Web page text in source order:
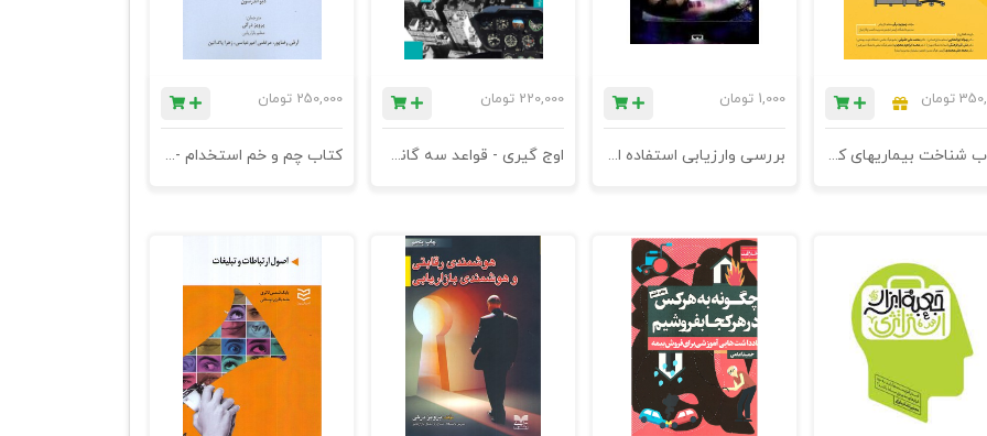
تومان
کتاب شناخت بیماریهای کاروکسب و راهکارهای درمان - 101 سندرم سازمانی - چاپ هفتم
1,000 تومان
بررسی وارزیابی استفاده ازخط نماد دربهبود کارایی شبکه های توزیع
220,000 تومان
اوج گیری - قواعد سه گانه تفکر استراتژیک پیشرفته - چاپ هفتم
250,000 تومان
کتاب چم و خم استخدام -- چاپ دهم